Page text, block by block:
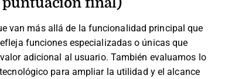
van más allá de la funcionalidad principal que
funciones especializadas o únicas que
adicional al usuario. También evaluamos lo
para ampliar la utilidad y el alcance